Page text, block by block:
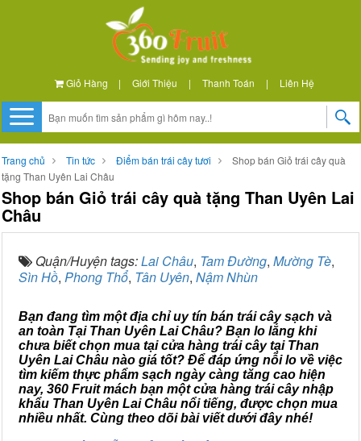
Giỏ Hàng | Giới Thiệu | Thanh Toán | Liên Hệ
Trang chủ Tin tức Điểm bán trái cây tươi
Shop bán Giỏ trái cây quà
tặng Than Uyên Lai Châu
Shop bán Giỏ trái cây quà tặng Than Uyên Lai
Châu
Quận/Huyện tags:Lai Châu, Tam Đường, Mường Tè,
Sìn Hồ, Phong Thổ, Tân Uyên, Nậm Nhùn
Bạn đang tìm một địa chỉ uy tín bán trái cây sạch và
an toàn Tại Than Uyên Lai Châu? Bạn lo lắng khi
chưa biết chọn mua tại cửa hàng trái cây tại Than
Uyên Lai Châu nào giá tốt? Để đáp ứng nỗi lo về việc
tìm kiếm thực phẩm sạch ngày càng tăng cao hiện
nay, 360 Fruit mách bạn một cửa hàng trái cây nhập
khẩu Than Uyên Lai Châu nổi tiếng, được chọn mua
nhiều nhất. Cùng theo dõi bài viết dưới đây nhé!